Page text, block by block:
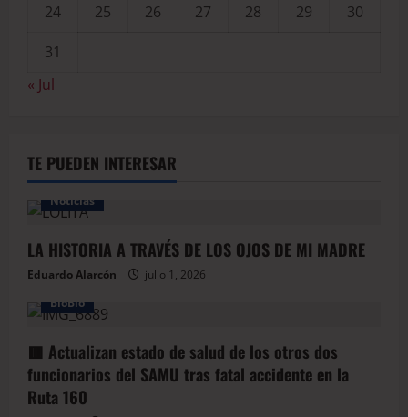
24
25 26 27 28 29
30
31
« Jul
TE PUEDEN INTERESAR
Noticias
LA HISTORIA A TRAVÉS DE LOS OJOS DE MI MADRE
Eduardo Alarcón
julio 1, 2026
BioBio
🟥 Actualizan estado de salud de los otros dos
funcionarios del SAMU tras fatal accidente en la
Ruta 160